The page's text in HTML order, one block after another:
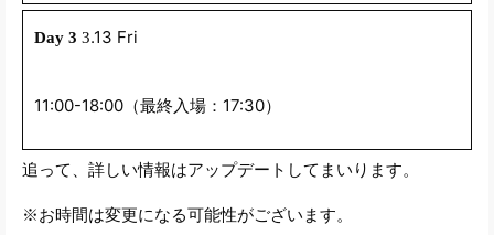
Day 3 3.13 Fri
11:00-18:00（最終入場：17:30）
追って、詳しい情報はアップデートしてまいります。
※お時間は変更になる可能性がございます。